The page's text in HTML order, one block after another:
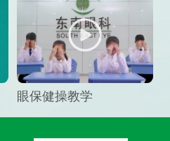
眼保健操教学